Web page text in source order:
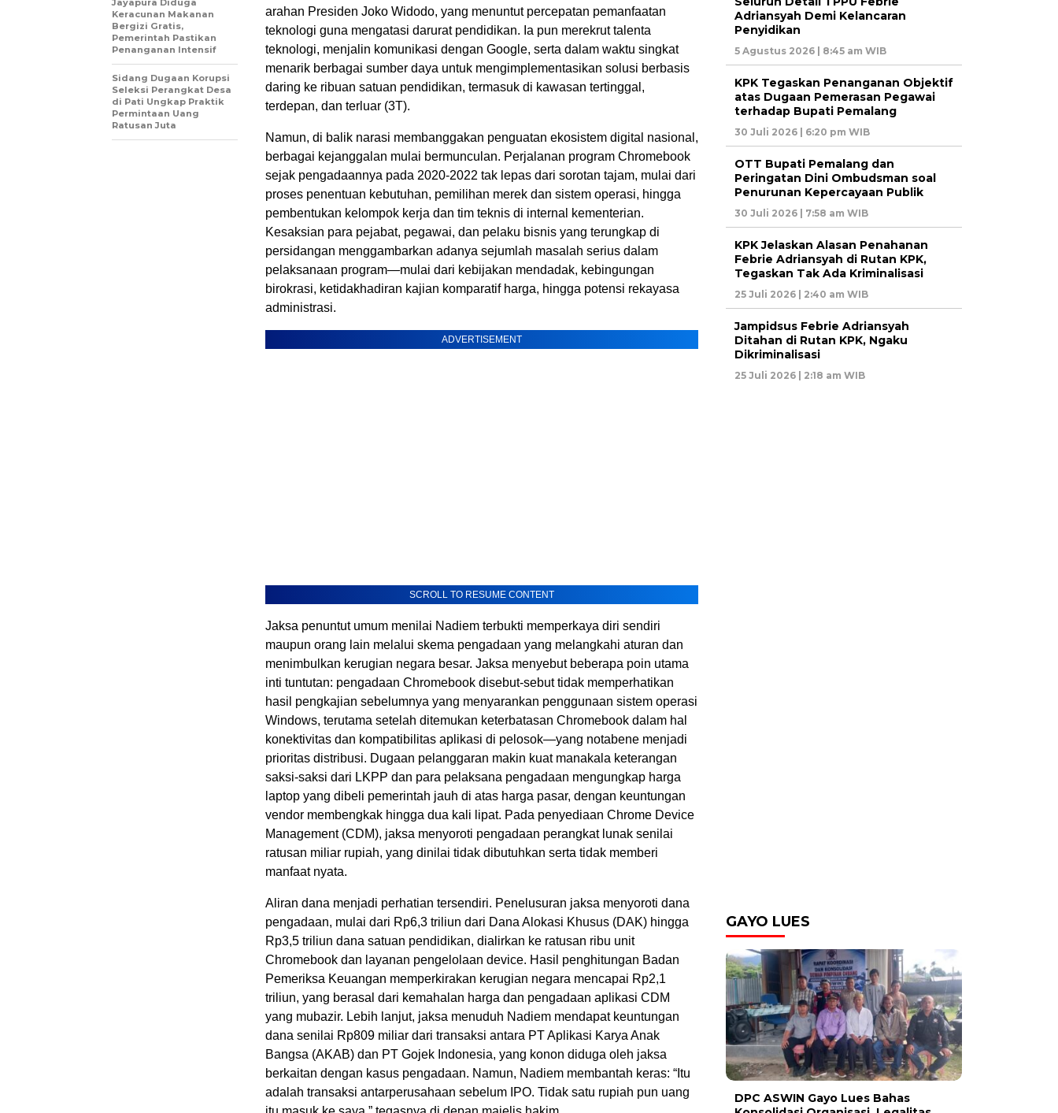
arahan Presiden Joko Widodo, yang menuntut percepatan pemanfaatan
teknologi guna mengatasi darurat pendidikan. Ia pun merekrut talenta
teknologi, menjalin komunikasi dengan Google, serta dalam waktu singkat
menarik berbagai sumber daya untuk mengimplementasikan solusi berbasis
daring ke ribuan satuan pendidikan, termasuk di kawasan tertinggal,
terdepan, dan terluar (3T).
Namun, di balik narasi membanggakan penguatan ekosistem digital nasional,
berbagai kejanggalan mulai bermunculan. Perjalanan program Chromebook
sejak pengadaannya pada 2020-2022 tak lepas dari sorotan tajam, mulai dari
proses penentuan kebutuhan, pemilihan merek dan sistem operasi, hingga
pembentukan kelompok kerja dan tim teknis di internal kementerian.
Kesaksian para pejabat, pegawai, dan pelaku bisnis yang terungkap di
persidangan menggambarkan adanya sejumlah masalah serius dalam
pelaksanaan program—mulai dari kebijakan mendadak, kebingungan
birokrasi, ketidakhadiran kajian komparatif harga, hingga potensi rekayasa
administrasi.
ADVERTISEMENT
SCROLL TO RESUME CONTENT
Jaksa penuntut umum menilai Nadiem terbukti memperkaya diri sendiri
maupun orang lain melalui skema pengadaan yang melangkahi aturan dan
menimbulkan kerugian negara besar. Jaksa menyebut beberapa poin utama
inti tuntutan: pengadaan Chromebook disebut-sebut tidak memperhatikan
hasil pengkajian sebelumnya yang menyarankan penggunaan sistem operasi
Windows, terutama setelah ditemukan keterbatasan Chromebook dalam hal
konektivitas dan kompatibilitas aplikasi di pelosok—yang notabene menjadi
prioritas distribusi. Dugaan pelanggaran makin kuat manakala keterangan
saksi-saksi dari LKPP dan para pelaksana pengadaan mengungkap harga
laptop yang dibeli pemerintah jauh di atas harga pasar, dengan keuntungan
vendor membengkak hingga dua kali lipat. Pada penyediaan Chrome Device
Management (CDM), jaksa menyoroti pengadaan perangkat lunak senilai
ratusan miliar rupiah, yang dinilai tidak dibutuhkan serta tidak memberi
manfaat nyata.
Aliran dana menjadi perhatian tersendiri. Penelusuran jaksa menyoroti dana
pengadaan, mulai dari Rp6,3 triliun dari Dana Alokasi Khusus (DAK) hingga
Rp3,5 triliun dana satuan pendidikan, dialirkan ke ratusan ribu unit
Chromebook dan layanan pengelolaan device. Hasil penghitungan Badan
Pemeriksa Keuangan memperkirakan kerugian negara mencapai Rp2,1
triliun, yang berasal dari kemahalan harga dan pengadaan aplikasi CDM
yang mubazir. Lebih lanjut, jaksa menuduh Nadiem mendapat keuntungan
dana senilai Rp809 miliar dari transaksi antara PT Aplikasi Karya Anak
Bangsa (AKAB) dan PT Gojek Indonesia, yang konon diduga oleh jaksa
berkaitan dengan kasus pengadaan. Namun, Nadiem membantah keras: “Itu
adalah transaksi antarperusahaan sebelum IPO. Tidak satu rupiah pun uang
Keracunan Makanan
Bergizi Gratis,
Pemerintah Pastikan
Penanganan Intensif
Sidang Dugaan Korupsi
Seleksi Perangkat Desa
di Pati Ungkap Praktik
Permintaan Uang
Ratusan Juta
Adriansyah Demi Kelancaran
Penyidikan
5 Agustus 2026 | 8:45 am WIB
KPK Tegaskan Penanganan Objektif
atas Dugaan Pemerasan Pegawai
terhadap Bupati Pemalang
30 Juli 2026 | 6:20 pm WIB
OTT Bupati Pemalang dan
Peringatan Dini Ombudsman soal
Penurunan Kepercayaan Publik
30 Juli 2026 | 7:58 am WIB
KPK Jelaskan Alasan Penahanan
Febrie Adriansyah di Rutan KPK,
Tegaskan Tak Ada Kriminalisasi
25 Juli 2026 | 2:40 am WIB
Jampidsus Febrie Adriansyah
Ditahan di Rutan KPK, Ngaku
Dikriminalisasi
25 Juli 2026 | 2:18 am WIB
GAYO LUES
DPC ASWIN Gayo Lues Bahas